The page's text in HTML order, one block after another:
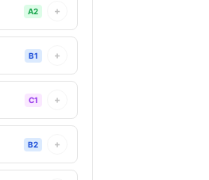
A2 +
B1 +
C1 +
B2 +